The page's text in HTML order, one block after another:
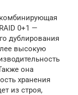
0+1 —
дублирования
высокую
она
хранения
из строя,